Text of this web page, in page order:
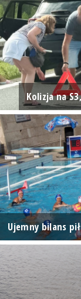
Kolizja na
Ujemny bilans